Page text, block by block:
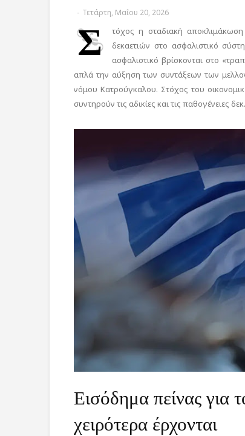
- Τετάρτη, Μαΐου 20, 2026
Σ
τόχος η σταδιακή
δεκαετιών στο ασφαλιστικό
ασφαλιστικό βρίσκονται στο
απλά την αύξηση των συντάξεων των
νόμου Κατρούγκαλου. Στόχος του
συντηρούν τις αδικίες και τις παθογένειες
Εισόδημα πείνας για
χειρότερα έρχονται